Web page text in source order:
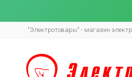
"Электротовары" - магазин